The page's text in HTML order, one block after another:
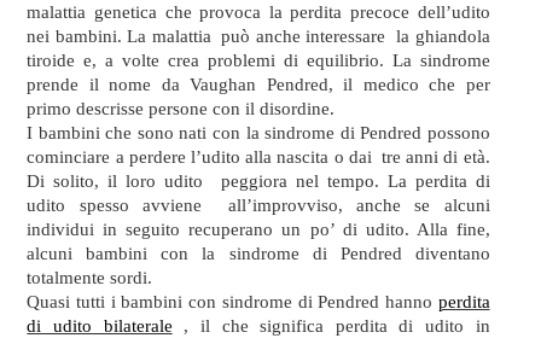
malattia genetica che provoca la perdita precoce dell’udito
nei bambini. La malattia può anche interessare la ghiandola
tiroide e, a volte crea problemi di equilibrio. La sindrome
prende il nome da Vaughan Pendred, il medico che per
primo descrisse persone con il disordine.
I bambini che sono nati con la sindrome di Pendred possono
cominciare a perdere l’udito alla nascita o dai tre anni di età.
Di solito, il loro udito peggiora nel tempo. La perdita di
udito spesso avviene all’improvviso, anche se alcuni
individui in seguito recuperano un po’ di udito. Alla fine,
alcuni bambini con la sindrome di Pendred diventano
totalmente sordi.
Quasi tutti i bambini con sindrome di Pendred hanno perdita
di udito bilaterale , il che significa perdita di udito in